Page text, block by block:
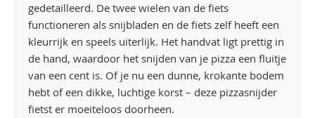
gedetailleerd. De twee wielen van de fiets
functioneren als snijbladen en de fiets zelf heeft een
kleurrijk en speels uiterlijk. Het handvat ligt prettig in
de hand, waardoor het snijden van je pizza een fluitje
van een cent is. Of je nu een dunne, krokante bodem
hebt of een dikke, luchtige korst – deze pizzasnijder
fietst er moeiteloos doorheen.